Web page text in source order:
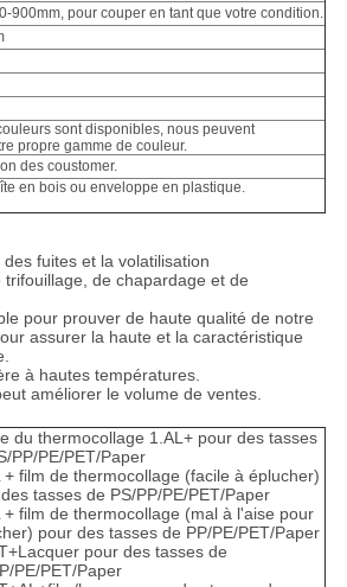
900mm, pour couper en tant que votre condition.
sont disponibles, nous peuvent
propre gamme de couleur.
des coustomer.
en bois ou enveloppe en plastique.
fuites et la volatilisation
de chapardage et de
pour prouver de haute qualité de notre
assurer la haute et la caractéristique
à hautes températures.
améliorer le volume de ventes.
du thermocollage 1.AL+ pour des tasses
PP/PE/PET/Paper
+ film de thermocollage (facile à éplucher)
tasses de PS/PP/PE/PET/Paper
+ film de thermocollage (mal à l'aise pour
pour des tasses de PP/PE/PET/Paper
pour des tasses de
PE/PET/Paper